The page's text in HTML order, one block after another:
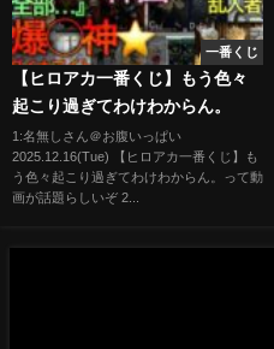
一番くじ
【ヒロアカ一番くじ】もう色々
起こり過ぎてわけわからん。
1:名無しさん＠お腹いっぱい
2025.12.16(Tue) 【ヒロアカ一番くじ】も
う色々起こり過ぎてわけわからん。って動
画が話題らしいぞ 2...